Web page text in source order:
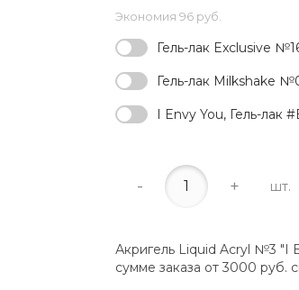
Экономия 96 руб.
Гель-лак Exclusive
Гель-лак Milkshake
I Envy You, Гель-лак
- + шт.
Акригель Liquid Acryl №3 "I
сумме заказа от 3000 руб.